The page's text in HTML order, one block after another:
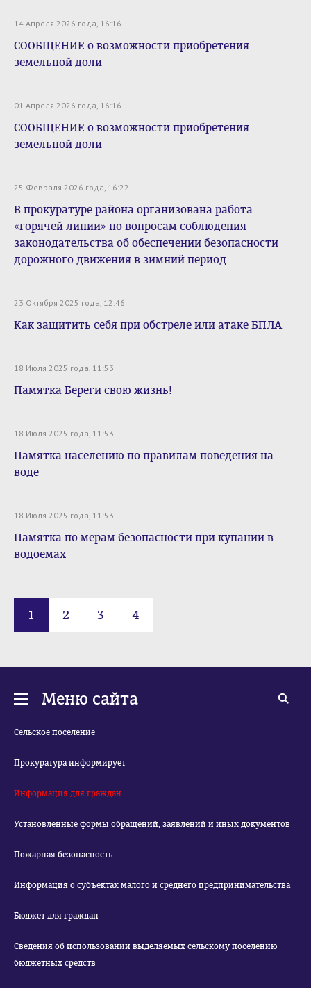
14 Апреля 2026 года, 16:16
СООБЩЕНИЕ о возможности приобретения
земельной доли
01 Апреля 2026 года, 16:16
СООБЩЕНИЕ о возможности приобретения
земельной доли
25 Февраля 2026 года, 16:22
В прокуратуре района организована работа
«горячей линии» по вопросам соблюдения
законодательства об обеспечении безопасности
дорожного движения в зимний период
23 Октября 2025 года, 12:46
Как защитить себя при обстреле или атаке БПЛА
18 Июля 2025 года, 11:53
Памятка Береги свою жизнь!
18 Июля 2025 года, 11:53
Памятка населению по правилам поведения на
воде
18 Июля 2025 года, 11:53
Памятка по мерам безопасности при купании в
водоемах
1 2 3 4
Меню сайта
Сельское поселение
Прокуратура информирует
Информация для граждан
Установленные формы обращений, заявлений и иных документов
Пожарная безопасность
Информация о субъектах малого и среднего предпринимательства
Бюджет для граждан
Сведения об использовании выделяемых сельскому поселению
бюджетных средств